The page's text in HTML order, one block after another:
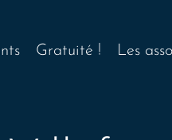
Gratuité ! Les